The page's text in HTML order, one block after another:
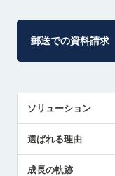
郵送での資料請求
ソリューション
解決策提案
選ばれる理由
成長の軌跡